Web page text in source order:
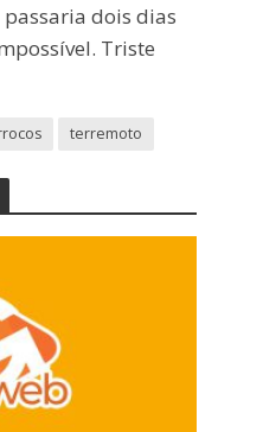
dois dias
Triste
terremoto